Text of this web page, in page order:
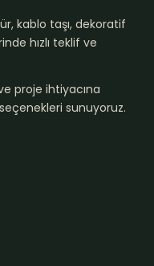
kablo taşı, dekoratif
hızlı teklif ve
proje ihtiyacına
sunuyoruz.